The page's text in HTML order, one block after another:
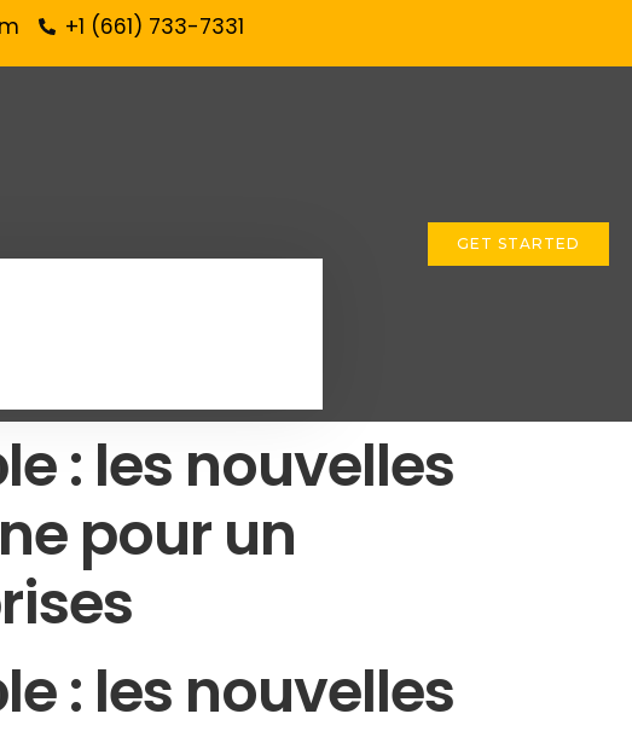
+1 (661) 733-7331‬
GET STARTED
: les nouvelles
pour un
: les nouvelles